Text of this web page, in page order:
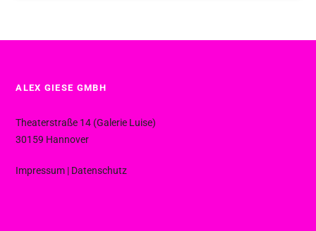
ALEX GIESE GMBH
Theaterstraße 14 (Galerie Luise)
30159 Hannover
Impressum | Datenschutz